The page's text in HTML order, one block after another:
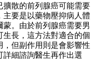
擴散的前列腺癌可能需要
主要是以藥物壓抑病人體
蒙。由於前列腺癌需要男
生長，這方法對適合的個
，但副作用則是會影響性
詳細諮詢醫生再作出選